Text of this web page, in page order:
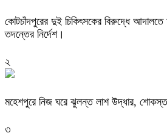
কোটচাঁদপুরের দুই চিকিৎসকের বিরুদ্ধে আদালতে
তদন্তের নির্দেশ।
২
মহেশপুরে নিজ ঘরে ঝুলন্ত লাশ উদ্ধার,
৩